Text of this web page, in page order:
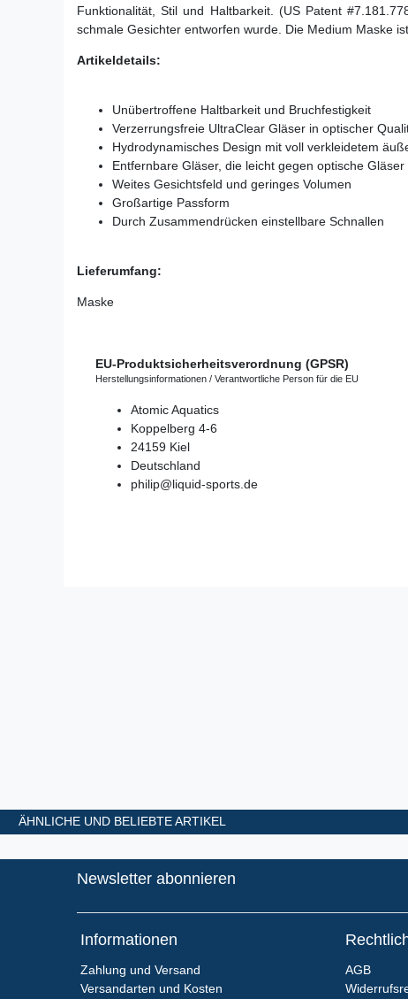
Funktionalität, Stil und Haltbarkeit. (US Patent
schmale Gesichter entworfen wurde. Die Medium Maske
Artikeldetails:
Unübertroffene Haltbarkeit und Bruchfestigkeit
Verzerrungsfreie UltraClear Gläser in optischer
Hydrodynamisches Design mit voll verkleidetem
Entfernbare Gläser, die leicht gegen optische
Weites Gesichtsfeld und geringes Volumen
Großartige Passform
Durch Zusammendrücken einstellbare Schnallen
Lieferumfang:
Maske
EU-Produktsicherheitsverordnung (GPSR)
Herstellungsinformationen / Verantwortliche Person für die EU
Atomic Aquatics
Koppelberg 4-6
24159 Kiel
Deutschland
philip@liquid-sports.de
ÄHNLICHE UND BELIEBTE ARTIKEL
Newsletter abonnieren
Informationen
Zahlung und Versand
Versandarten und Kosten
AGB